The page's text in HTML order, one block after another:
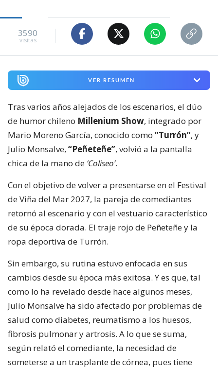
3590
visitas
VER RESUMEN
Tras varios años alejados de los escenarios, el dúo
de humor chileno Millenium Show, integrado por
Mario Moreno García, conocido como “Turrón”, y
Julio Monsalve, “Peñeteñe”, volvió a la pantalla
chica de la mano de ‘Coliseo’.
Con el objetivo de volver a presentarse en el Festival
de Viña del Mar 2027, la pareja de comediantes
retornó al escenario y con el vestuario característico
de su época dorada. El traje rojo de Peñeteñe y la
ropa deportiva de Turrón.
Sin embargo, su rutina estuvo enfocada en sus
cambios desde su época más exitosa. Y es que, tal
como lo ha revelado desde hace algunos meses,
Julio Monsalve ha sido afectado por problemas de
salud como diabetes, reumatismo a los huesos,
fibrosis pulmonar y artrosis. A lo que se suma,
según relató el comediante, la necesidad de
someterse a un trasplante de córnea, pues tiene